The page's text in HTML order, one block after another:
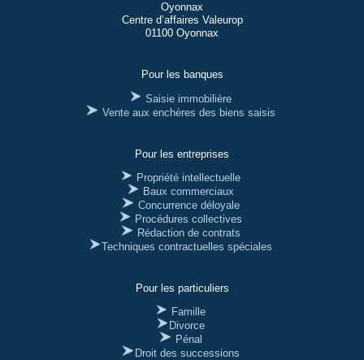
Oyonnax
Centre d’affaires Valeurop
01100 Oyonnax
Pour les banques
Saisie immobilière
Vente aux enchères des biens saisis
Pour les entreprises
Propriété intellectuelle
Baux commerciaux
Concurrence déloyale
Procédures collectives
Rédaction de contrats
Techniques contractuelles spéciales
Pour les particuliers
Famille
Divorce
Pénal
Droit des successions